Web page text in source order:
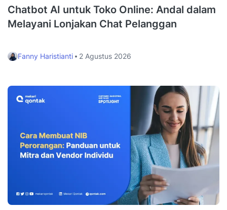
Chatbot AI untuk Toko Online: Andal dalam
Melayani Lonjakan Chat Pelanggan
Fanny Haristianti 2 Agustus 2026